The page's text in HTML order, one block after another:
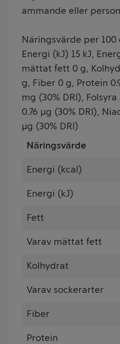
ammande eller
Näringsvärde per 100
Energi (kJ) 15 kJ,
mättat fett 0 g,
g, Fiber 0 g, Protein
mg (30% DRI),
0.76 µg (30% DRI),
µg (30% DRI)
Näringsvärde
Energi (kcal)
Energi (kJ)
Fett
Varav mättat fett
Kolhydrat
Varav sockerarter
Fiber
Protein